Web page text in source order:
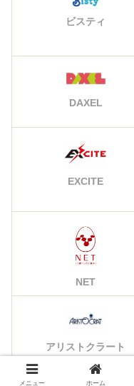
ビスティ
DAXEL
EXCITE
NET
アリストクラート
メニュー ホーム